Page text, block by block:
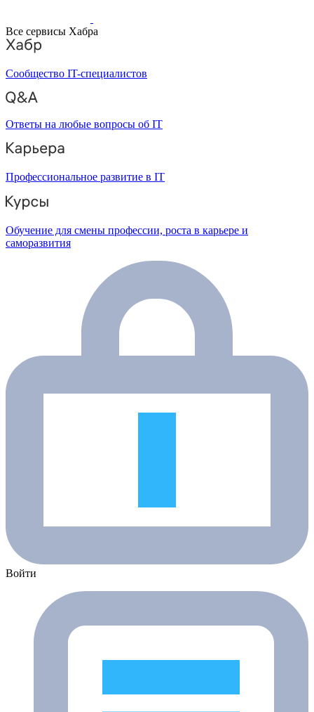
Все сервисы Хабра
Сообщество IT-специалистов
Ответы на любые вопросы об IT
Профессиональное развитие в IT
Обучение для смены профессии, роста в карьере и
саморазвития
Войти